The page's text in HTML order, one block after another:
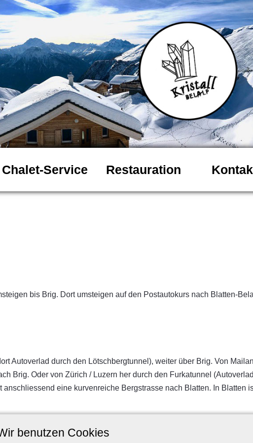
Chalet-Service Restauration
bis Brig. Dort umsteigen auf den Postautokurs nach Blatten-
Autoverlad durch den Lötschbergtunnel), weiter über Brig. Von
Brig. Oder von Zürich / Luzern her durch den Furkatunnel
eine kurvenreiche Bergstrasse nach Blatten. In Blatten
gebucht werden.
benutzen Cookies